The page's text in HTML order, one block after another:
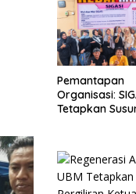
Pemantapan
Organisasi:
Tetapkan
Anggota